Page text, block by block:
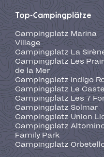
Top-Campingplätze
Campingplatz Marina
Village
Campingplatz La
Campingplatz Les
de la Mer
Campingplatz Indigo
Campingplatz Le
Campingplatz Les 7
Campingplatz Solmar
Campingplatz Union
Campingplatz
Family Park
Campingplatz